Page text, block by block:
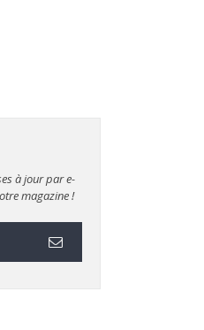
à jour par e-
magazine !